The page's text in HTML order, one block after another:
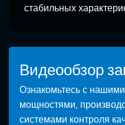
стабильных
Видеообзор
Ознакомьтесь с
мощностями,
системами контроля